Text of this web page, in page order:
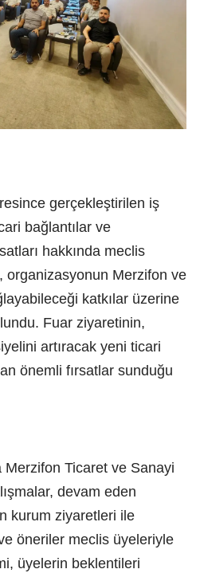
gerçekleştirilen iş
bağlantılar ve
hakkında meclis
organizasyonun Merzifon ve
katkılar üzerine
Fuar ziyaretinin,
artıracak yeni ticari
önemli fırsatlar sunduğu
Merzifon Ticaret ve Sanayi
devam eden
kurum ziyaretleri ile
öneriler meclis üyeleriyle
üyelerin beklentileri